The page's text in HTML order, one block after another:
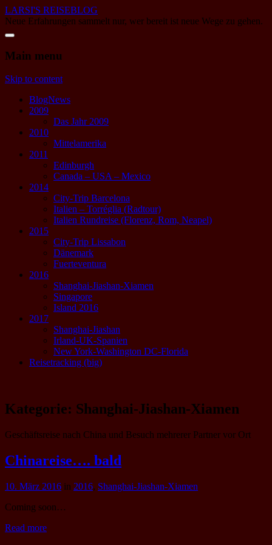
LARSI'S REISEBLOG
Neue Erfahrungen sammelt nur, wer bereit ist neue Wege zu gehen.
Main menu
Skip to content
BlogNews
2009
Das Jahr 2009
2010
Mittelamerika
2011
Edinburgh
Canada – USA – Mexico
2014
City-Trip Barcelona
Italien – Torréglia (Radtour)
Italien Rundreise (Florenz, Rom, Neapel)
2015
City-Trip Lissabon
Dänemark
Fuerteventura
2016
Shanghai-Jiashan-Xiamen
Singapore
Island 2016
2017
Shanghai-Jiashan
Irland-UK-Spanien
New York-Washington DC-Florida
Reisetracking (big)
Kategorie: Shanghai-Jiashan-Xiamen
Geschäftsreise nach China und Besuch mehrerer Partner vor Ort
Chinareise…. bald
10. März 2016 in 2016, Shanghai-Jiashan-Xiamen
Coming soon…
Read more